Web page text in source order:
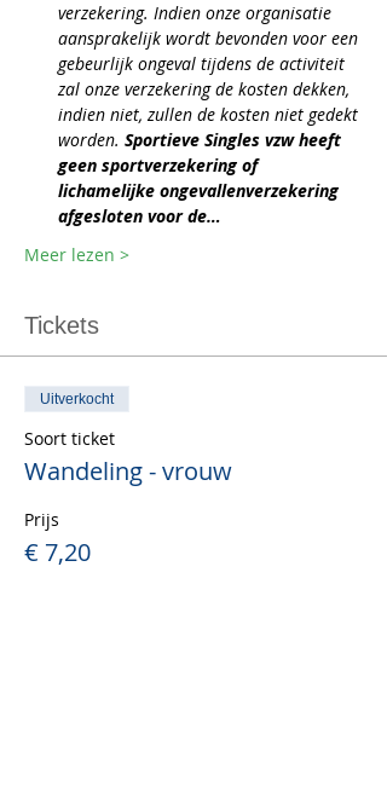
verzekering. Indien onze organisatie
aansprakelijk wordt bevonden voor een
gebeurlijk ongeval tijdens de activiteit
zal onze verzekering de kosten dekken,
indien niet, zullen de kosten niet gedekt
worden. Sportieve Singles vzw heeft
geen sportverzekering of
lichamelijke ongevallenverzekering
afgesloten voor de…
Meer lezen >
Tickets
Uitverkocht
Soort ticket
Wandeling - vrouw
Prijs
€ 7,20